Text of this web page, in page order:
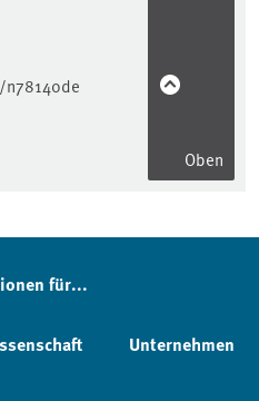
Oben
für...
Unternehmen